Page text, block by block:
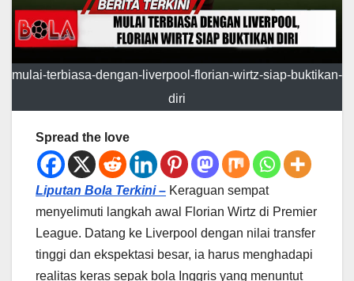
mulai-terbiasa-dengan-liverpool-florian-wirtz-siap-buktikan-
diri
Spread the love
Liputan Bola Terkini – Keraguan sempat
menyelimuti langkah awal Florian Wirtz di Premier
League. Datang ke Liverpool dengan nilai transfer
tinggi dan ekspektasi besar, ia harus menghadapi
realitas keras sepak bola Inggris yang menuntut